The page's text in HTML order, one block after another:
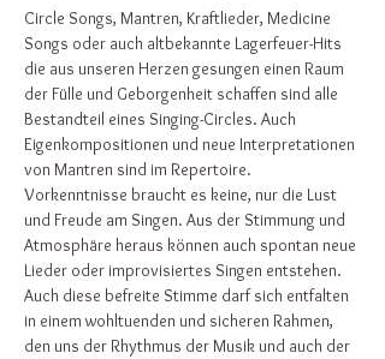
Circle Songs, Mantren, Kraftlieder, Medicine
Songs oder auch altbekannte Lagerfeuer-Hits
die aus unseren Herzen gesungen einen Raum
der Fülle und Geborgenheit schaffen sind alle
Bestandteil eines Singing-Circles. Auch
Eigenkompositionen und neue Interpretationen
von Mantren sind im Repertoire.
Vorkenntnisse braucht es keine, nur die Lust
und Freude am Singen. Aus der Stimmung und
Atmosphäre heraus können auch spontan neue
Lieder oder improvisiertes Singen entstehen.
Auch diese befreite Stimme darf sich entfalten
in einem wohltuenden und sicheren Rahmen,
den uns der Rhythmus der Musik und auch der